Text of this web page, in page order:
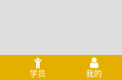
学员 我的